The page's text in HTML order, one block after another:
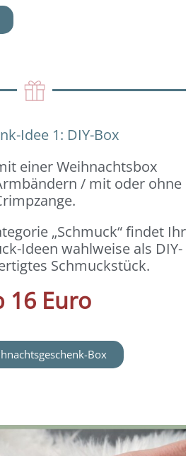
Idee 1: DIY-Box
einer Weihnachtsbox
/ mit oder ohne
„Schmuck“ findet Ihr
Ideen wahlweise als DIY-
Schmuckstück.
16 Euro
Box